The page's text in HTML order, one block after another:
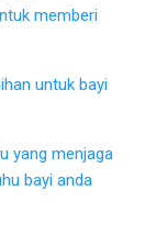
memberi
untuk bayi
yang menjaga
bayi anda